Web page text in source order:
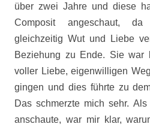
über zwei Jahre und diese
Composit angeschaut,
gleichzeitig Wut und Liebe
Beziehung zu Ende. Sie war
voller Liebe, eigenwilligen
gingen und dies führte zu
Das schmerzte mich sehr.
anschaute, war mir klar,